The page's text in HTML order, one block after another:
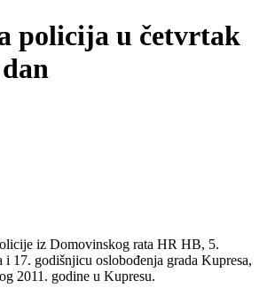
policija u četvrtak
iz Domovinskog rata HR HB, 5.
i 17. godišnjicu oslobođenja grada Kupresa,
2011. godine u Kupresu.